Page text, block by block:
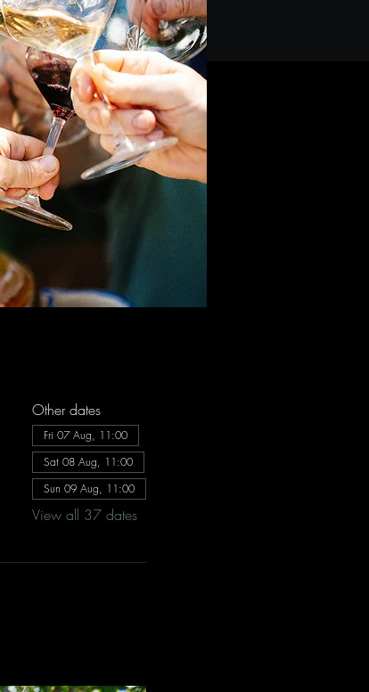
Other dates
Fri 07 Aug, 11:00
Sat 08 Aug, 11:00
Sun 09 Aug, 11:00
View all 37 dates